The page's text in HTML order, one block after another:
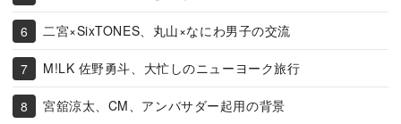
二宮×SixTONES、丸山×なにわ男子の交流
M!LK 佐野勇斗、大忙しのニューヨーク旅行
宮舘涼太、CM、アンバサダー起用の背景